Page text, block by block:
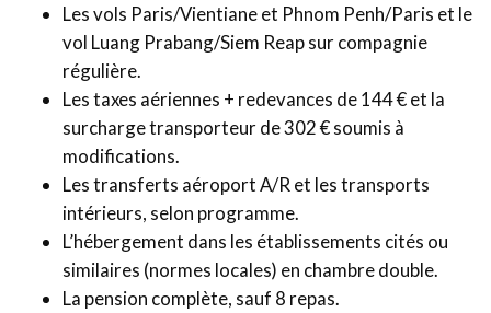
Les vols Paris/Vientiane et Phnom Penh/Paris et le
vol Luang Prabang/Siem Reap sur compagnie
régulière.
Les taxes aériennes + redevances de 144 € et la
surcharge transporteur de 302 € soumis à
modifications.
Les transferts aéroport A/R et les transports
intérieurs, selon programme.
L’hébergement dans les établissements cités ou
similaires (normes locales) en chambre double.
La pension complète, sauf 8 repas.